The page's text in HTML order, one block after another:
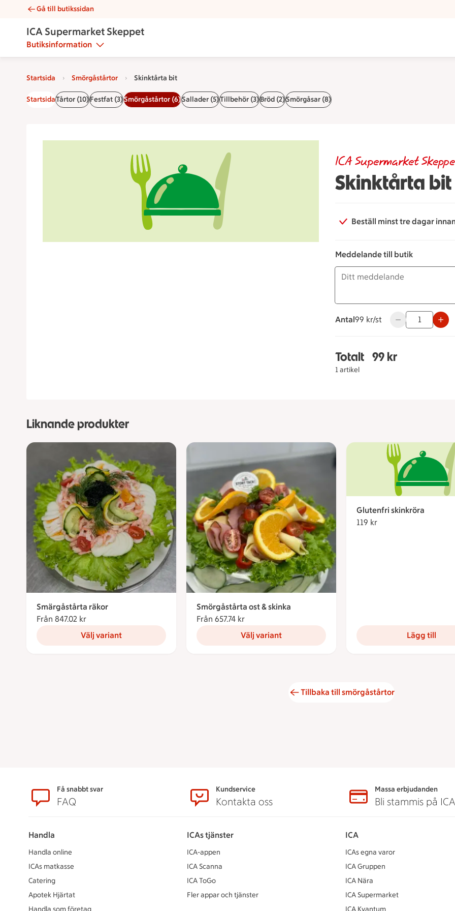
Skinktårta bit | Catering ICA Supermarket Skeppet
Gå till butikssidan
ICA Supermarket Skeppet
Butiksinformation
Startsida Smörgåstårtor Skinktårta bit
StartsidaTårtor (10)Festfat (3)Smörgåstårtor (6)Sallader (5)Tillbehör (3)Bröd (2)Smörgåsar (8)
Skinktårta bit
ICA Supermarket
Beställ minst tre dagar
Meddelande till butik
Antal
99 kronor styck
99 kr/st Använd
Totalt
1 artikel
Totalt 1 stycken
99 kr
Liknande produkter
Smärgåstårta räkor
Från 847.02 kr
Välj variant
Smörgåstårta ost & skinka
Från 657.74 kr
Välj variant
Glutenfri skinkröra
119 kr
Lägg till
Tillbaka till smörgåstårtor
SidfotFå snabbt svar
FAQ
Kundservice
Kontakta oss
Massa erbjudanden
Bli stammis på ICA
Handla
Handla online
ICAs matkasse
Catering
Apotek Hjärtat
Handla som företag
ICAs tjänster
ICA-appen
ICA Scanna
ICA ToGo
Fler appar och tjänster
ICA
ICAs egna varor
ICA Gruppen
ICA Nära
ICA Supermarket
ICA Kvantum